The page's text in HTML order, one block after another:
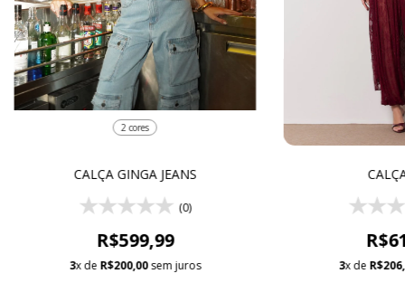
2 cores
CALÇA GINGA JEANS
(0)
R$599,99
3x de R$200,00sem juros 3x de